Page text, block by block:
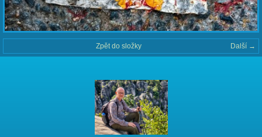
Další →
Zpět do složky